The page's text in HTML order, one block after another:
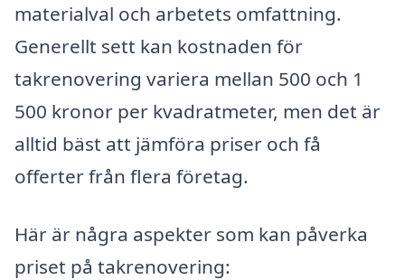
materialval och arbetets omfattning.
Generellt sett kan kostnaden för
takrenovering variera mellan 500 och 1
500 kronor per kvadratmeter, men det är
alltid bäst att jämföra priser och få
offerter från flera företag.
Här är några aspekter som kan påverka
priset på takrenovering: